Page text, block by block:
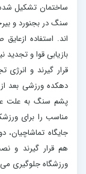
ساختمان تشکیل
سنگ در بجنورد و
اند. استفاده
بازیابی قوا و
قرار گیرند و انرژی
دهکده ورزشی بعد
پشم سنگ به علت
مناسب را برای
جایگاه
هم قرار گیرند و
ورزشگاه جلوگیری